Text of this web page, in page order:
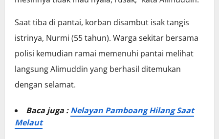
Saat tiba di pantai, korban disambut isak tangis
istrinya, Nurmi (55 tahun). Warga sekitar bersama
polisi kemudian ramai memenuhi pantai melihat
langsung Alimuddin yang berhasil ditemukan
dengan selamat.
Baca juga :Nelayan Pamboang Hilang Saat
Melaut